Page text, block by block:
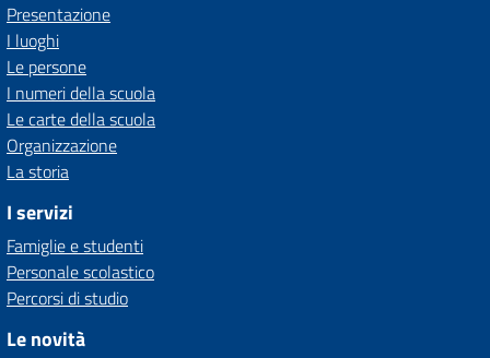
Presentazione
I luoghi
Le persone
I numeri della scuola
Le carte della scuola
Organizzazione
La storia
I servizi
Famiglie e studenti
Personale scolastico
Percorsi di studio
Le novità